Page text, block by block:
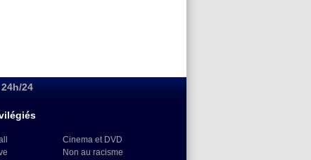
24
Cinema et DVD
Non au racisme